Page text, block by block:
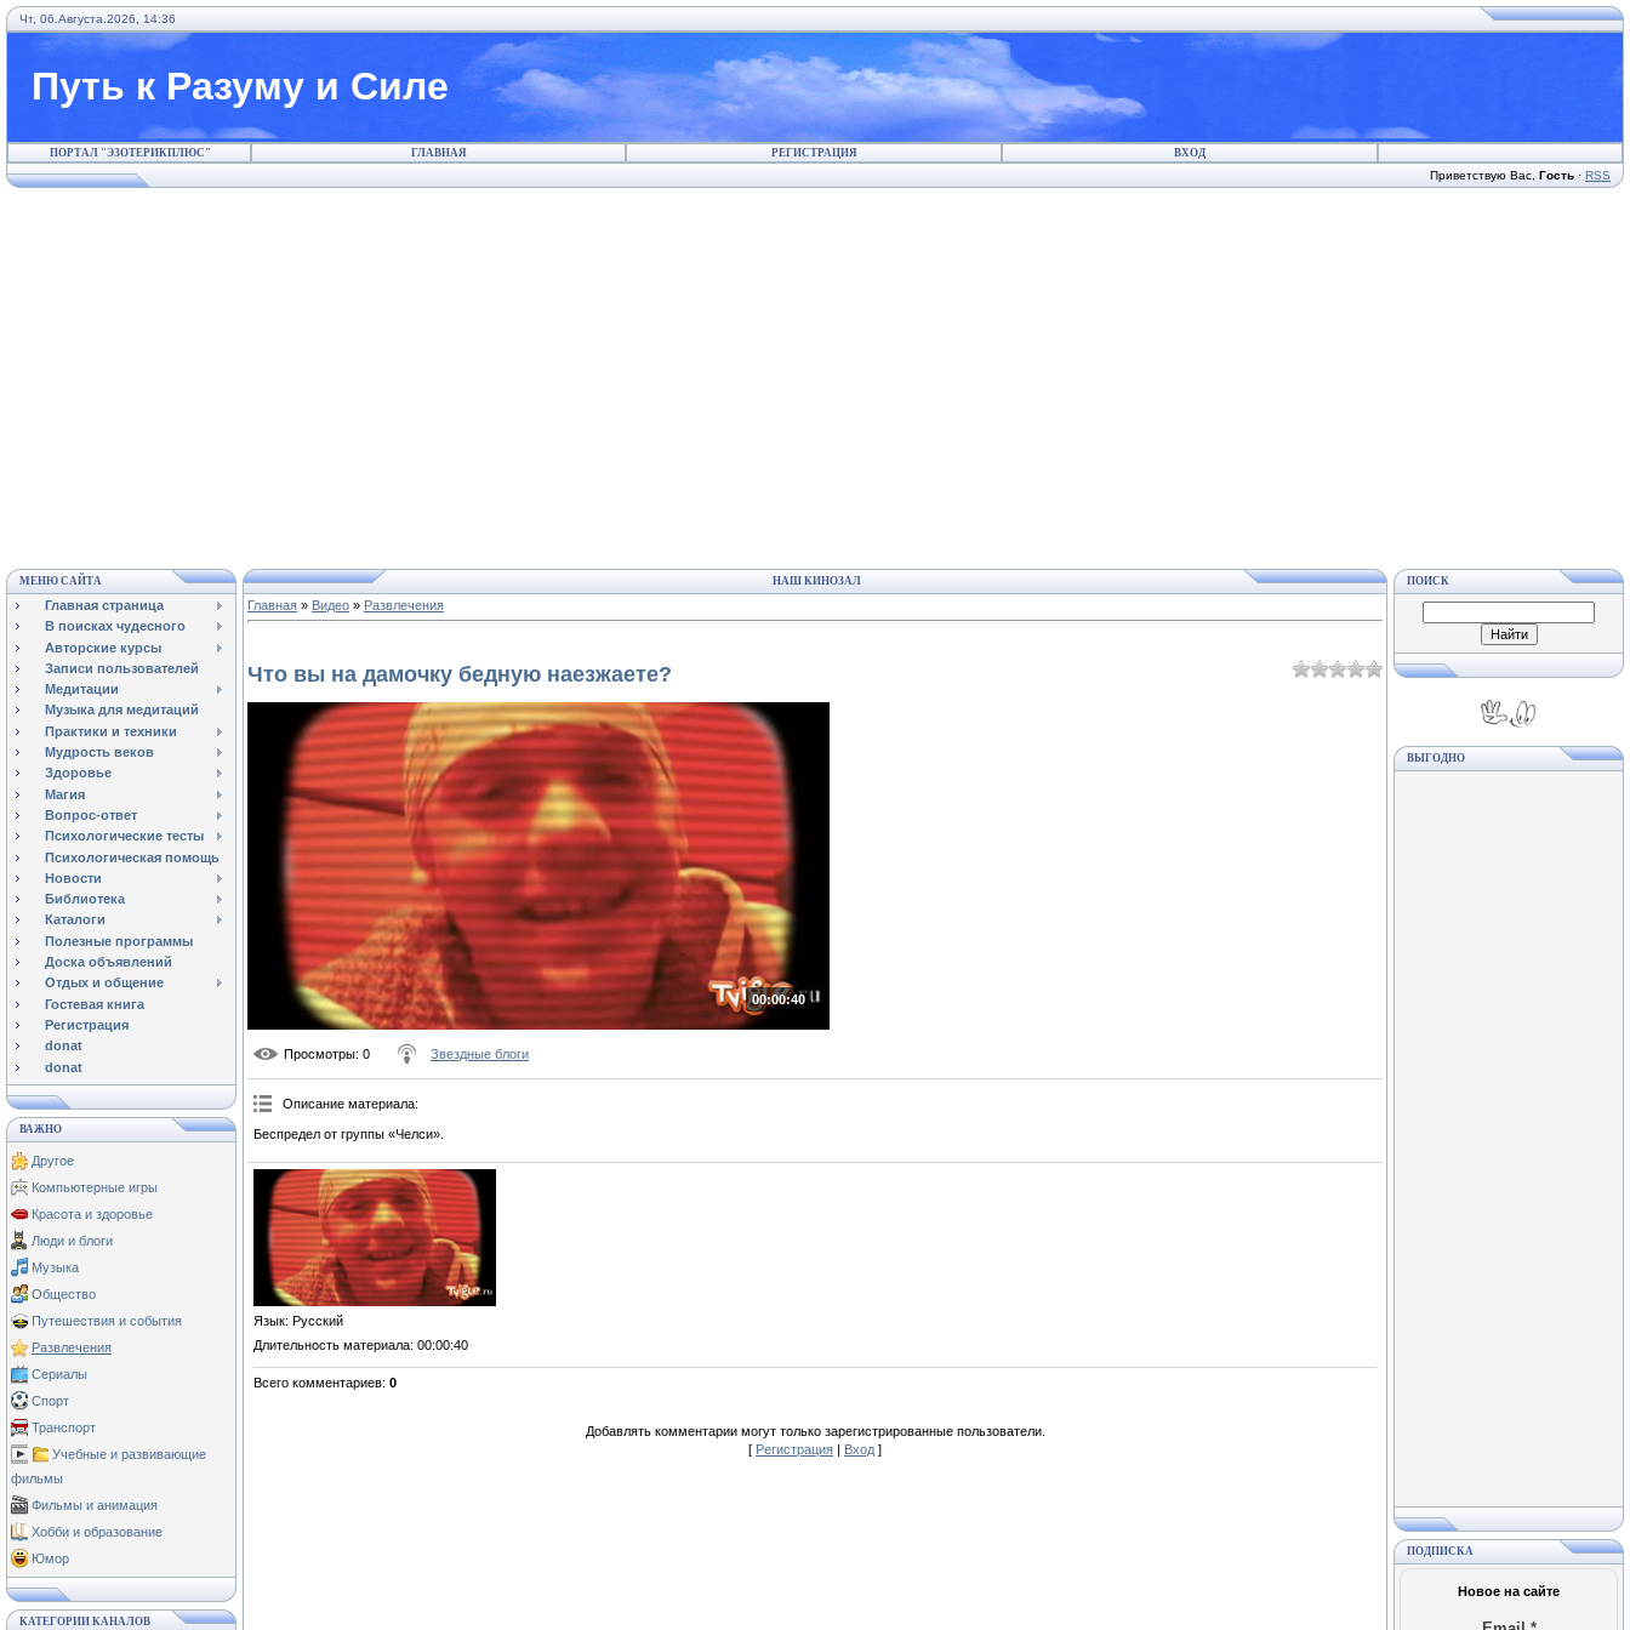
Чт, 06.Августа.2026, 14:36
Путь к Разуму и Силе
ПОРТАЛ "ЭЗОТЕРИКПЛЮС" ГЛАВНАЯ РЕГИСТРАЦИЯ ВХОД
Приветствую Вас Гость · RSS
МЕНЮ САЙТА
Главная страница
В поисках чудесного
Авторские курсы
Записи пользователей
Медитации
Музыка для медитаций
Практики и техники
Мудрость веков
Здоровье
Магия
Вопрос-ответ
Психологические тесты
Психологическая помощь
Новости
Библиотека
Каталоги
Полезные программы
Доска объявлений
Отдых и общение
Гостевая книга
Регистрация
donat
donat
ВАЖНО
Другое
Компьютерные игры
Красота и здоровье
Люди и блоги
Музыка
Общество
Путешествия и события
Развлечения
Сериалы
Спорт
Транспорт
Учебные и развивающие
фильмы
Фильмы и анимация
Хобби и образование
Юмор
КАТЕГОРИИ КАНАЛОВ
НАШ КИНОЗАЛ
Главная » Видео » Развлечения
Что вы на дамочку бедную наезжаете?
00:00:40
Просмотры: 0 Звездные блоги
Описание материала:
Беспредел от группы «Челси».
Язык: Русский
Длительность материала: 00:00:40
Всего комментариев: 0
Добавлять комментарии могут только зарегистрированные пользователи.
[ Регистрация | Вход ]
ПОИСК
ВЫГОДНО
ПОДПИСКА
Новое на сайте